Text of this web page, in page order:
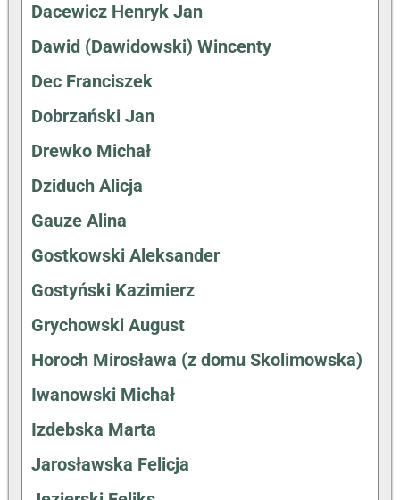
Dacewicz Henryk Jan
Dawid (Dawidowski) Wincenty
Dec Franciszek
Dobrzański Jan
Drewko Michał
Dziduch Alicja
Gauze Alina
Gostkowski Aleksander
Gostyński Kazimierz
Grychowski August
Horoch Mirosława (z domu Skolimowska)
Iwanowski Michał
Izdebska Marta
Jarosławska Felicja